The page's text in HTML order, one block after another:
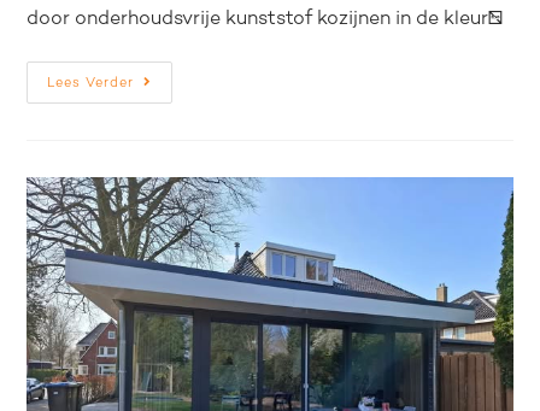
door onderhoudsvrije kunststof kozijnen in de kleur…
Lees Verder